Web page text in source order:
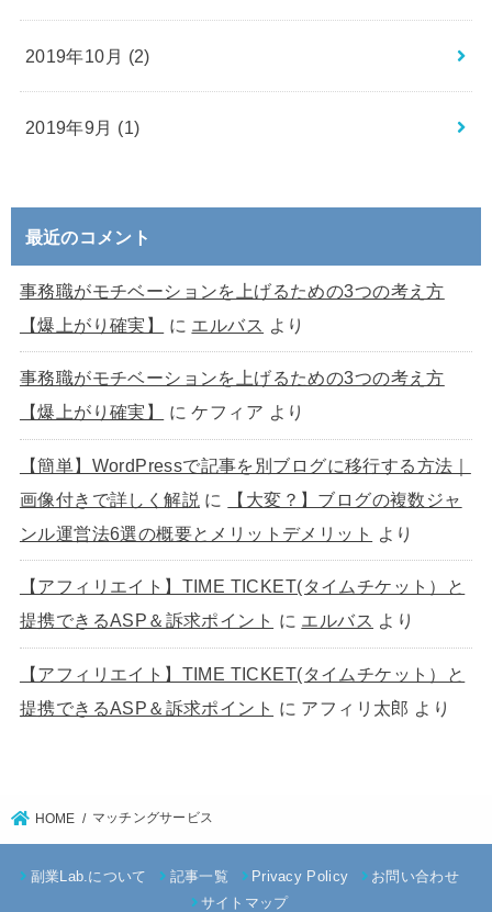
2019年10月 (2)
2019年9月 (1)
最近のコメント
事務職がモチベーションを上げるための3つの考え方
【爆上がり確実】
に エルバス より
事務職がモチベーションを上げるための3つの考え方
【爆上がり確実】
にケフィア より
【簡単】WordPressで記事を別ブログに移行する方法｜
画像付きで詳しく解説 に
【大変？】ブログの複数ジャ
ンル運営法6選の概要とメリットデメリット
より
【アフィリエイト】TIME TICKET(タイムチケット）と
提携できるASP＆訴求ポイント に エルバス より
【アフィリエイト】TIME TICKET(タイムチケット）と
提携できるASP＆訴求ポイント に アフィリ太郎 より
HOME マッチングサービス
副業Lab.について 記事一覧 Privacy Policy
お問い合わせ
サイトマップ